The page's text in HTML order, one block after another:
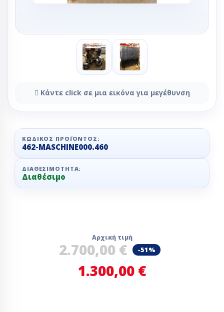
Κάντε click σε μια εικόνα για μεγέθυνση
ΚΩΔΙΚΌΣ ΠΡΟΪΌΝΤΟΣ:
462-MASCHINE000.460
ΔΙΑΘΕΣΙΜΌΤΗΤΑ:
Διαθέσιμο
Αρχική τιμή
2.700,00 € -51%
1.300,00 €